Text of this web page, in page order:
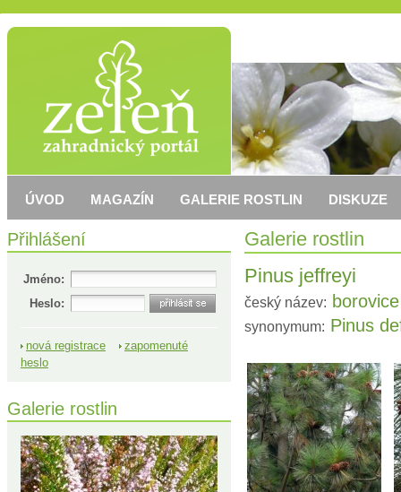
Galerie rostlin
Pinus jeffreyi
český název:
synonymum: Pinus
Přihlášení
Jméno:
Heslo:
nová registrace
zapomenuté
heslo
Galerie rostlin
ÚVOD MAGAZÍN GALERIE ROSTLIN DISKUZE